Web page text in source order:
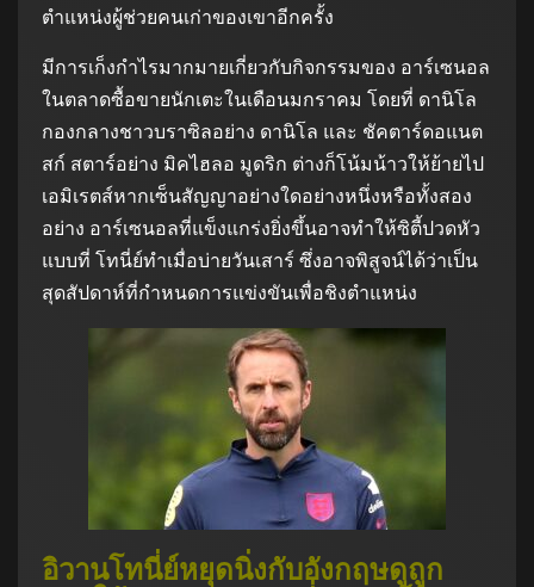
ตำแหน่งผู้ช่วยคนเก่าของเขาอีกครั้ง
มีการเก็งกำไรมากมายเกี่ยวกับกิจกรรมของ อาร์เซนอล
ในตลาดซื้อขายนักเตะในเดือนมกราคม โดยที่ ดานิโล
กองกลางชาวบราซิลอย่าง ดานิโล และ ชัคตาร์ดอแนต
สก์ สตาร์อย่าง มิคไฮลอ มูดริก ต่างก็โน้มน้าวให้ย้ายไป
เอมิเรตส์หากเซ็นสัญญาอย่างใดอย่างหนึ่งหรือทั้งสอง
อย่าง อาร์เซนอลที่แข็งแกร่งยิ่งขึ้นอาจทำให้ซิตี้ปวดหัว
แบบที่ โทนี่ย์ทำเมื่อบ่ายวันเสาร์ ซึ่งอาจพิสูจน์ได้ว่าเป็น
สุดสัปดาห์ที่กำหนดการแข่งขันเพื่อชิงตำแหน่ง
อิวานโทนี่ย์หยุดนิ่งกับอังกฤษดูถูก